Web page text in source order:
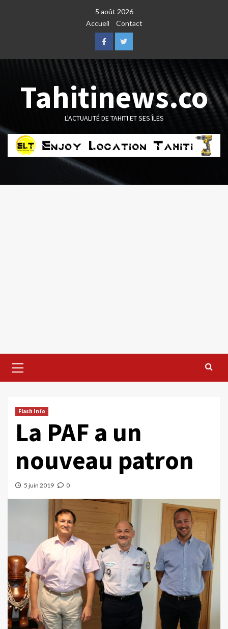
5 août 2026
Accueil
Contact
FacebookTwitter
Tahitinews.co
L'ACTUALITÉ DE TAHITI ET SES ÎLES
Menu
Flash Info
La PAF a un
nouveau patron
5 juin 2019 0